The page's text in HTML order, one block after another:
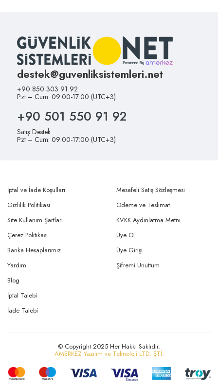
destek@guvenliksistemleri.net
+90 850 303 91 92
Pzt – Cum: 09:00-17:00 (UTC+3)
+90 501 550 91 92
Satış Destek
Pzt – Cum: 09:00-17:00 (UTC+3)
İptal ve İade Koşulları
Gizlilik Politikası
Site Kullanım Şartları
Mesafeli Satış Sözleşmesi
Ödeme ve Teslimat
KVKK Aydınlatma Metni
Çerez Politikası
Banka Hesaplarımız
Yardım
Üye Ol
Üye Girişi
Şifremi Unuttum
Blog
İptal Talebi
İade Talebi
© Copyright 2025 Her Hakkı Saklıdır.
AMERKEZ Yazılım ve Teknoloji LTD. ŞTİ.